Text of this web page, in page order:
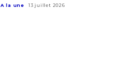
A la une 13 juillet 2026